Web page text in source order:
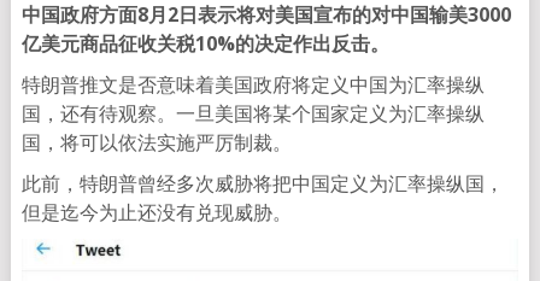
中国政府方面8月2日表示将对美国宣布的对中国输美3000
亿美元商品征收关税10%的决定作出反击。
特朗普推文是否意味着美国政府将定义中国为汇率操纵
国，还有待观察。一旦美国将某个国家定义为汇率操纵
国，将可以依法实施严厉制裁。
此前，特朗普曾经多次威胁将把中国定义为汇率操纵国，
但是迄今为止还没有兑现威胁。